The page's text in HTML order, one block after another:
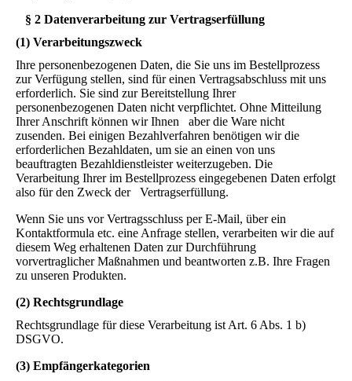
§ 2 Datenverarbeitung zur Vertragserfüllung
(1) Verarbeitungszweck
Ihre personenbezogenen Daten, die Sie uns im Bestellprozess
zur Verfügung stellen, sind für einen Vertragsabschluss mit uns
erforderlich. Sie sind zur Bereitstellung Ihrer
personenbezogenen Daten nicht verpflichtet. Ohne Mitteilung
Ihrer Anschrift können wir Ihnen aber die Ware nicht
zusenden. Bei einigen Bezahlverfahren benötigen wir die
erforderlichen Bezahldaten, um sie an einen von uns
beauftragten Bezahldienstleister weiterzugeben. Die
Verarbeitung Ihrer im Bestellprozess eingegebenen Daten erfolgt
also für den Zweck der Vertragserfüllung.
Wenn Sie uns vor Vertragsschluss per E-Mail, über ein
Kontaktformula etc. eine Anfrage stellen, verarbeiten wir die auf
diesem Weg erhaltenen Daten zur Durchführung
vorvertraglicher Maßnahmen und beantworten z.B. Ihre Fragen
zu unseren Produkten.
(2) Rechtsgrundlage
Rechtsgrundlage für diese Verarbeitung ist Art. 6 Abs. 1 b)
DSGVO.
(3) Empfängerkategorien